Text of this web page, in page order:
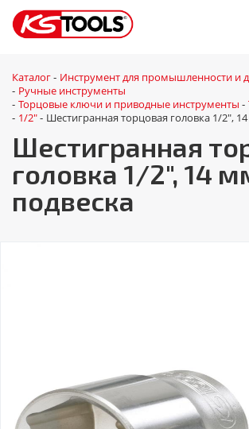
Каталог - Инструмент для промышленности и
- Ручные инструменты
- Торцовые ключи и приводные инструменты -
- 1/2" - Шестигранная торцовая головка 1/2",
Шестигранная
головка 1/2", 14
подвеска